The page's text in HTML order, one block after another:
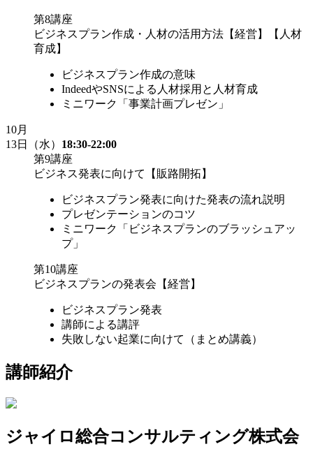
第8講座
ビジネスプラン作成・人材の活用方法【経営】【人材
育成】
ビジネスプラン作成の意味
IndeedやSNSによる人材採用と人材育成
ミニワーク「事業計画プレゼン」
10月
13日
（水） 18:30-22:00
第9講座
ビジネス発表に向けて【販路開拓】
ビジネスプラン発表に向けた発表の流れ説明
プレゼンテーションのコツ
ミニワーク「ビジネスプランのブラッシュアッ
プ」
第10講座
ビジネスプランの発表会【経営】
ビジネスプラン発表
講師による講評
失敗しない起業に向けて（まとめ講義）
講師紹介
ジャイロ総合コンサルティング株式会